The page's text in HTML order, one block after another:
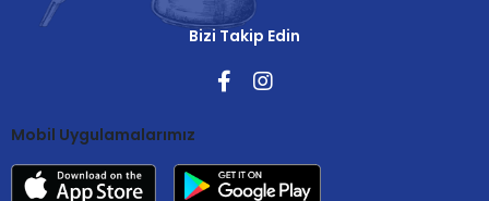
Bizi Takip Edin
Mobil Uygulamalarımız